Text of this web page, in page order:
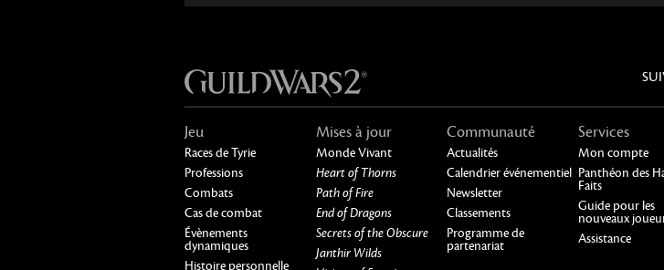
Jeu
Races de Tyrie
Professions
Combats
Cas de combat
Évènements
dynamiques
Histoire personnelle
Mises à jour
Monde Vivant
Heart of Thorns
Path of Fire
End of Dragons
Secrets of the Obscure
Janthir Wilds
Communauté
Actualités
Calendrier événementiel
Newsletter
Classements
Programme de
partenariat
Services
Mon compte
Panthéon des
Faits
Guide pour les
nouveaux
Assistance